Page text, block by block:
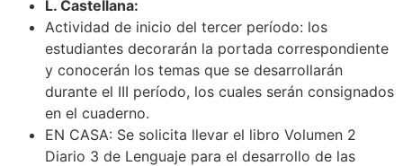
L. Castellana:
Actividad de inicio del tercer período: los
estudiantes decorarán la portada correspondiente
y conocerán los temas que se desarrollarán
durante el III período, los cuales serán consignados
en el cuaderno.
EN CASA: Se solicita llevar el libro Volumen 2
Diario 3 de Lenguaje para el desarrollo de las